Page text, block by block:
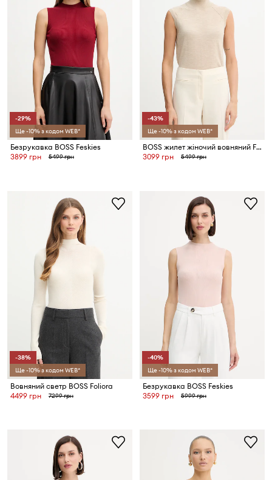
-29%
Ще -10% з кодом WEB*
Безрукавка BOSS Feskies
3899 грн
5499 грн
-43%
Ще -10% з кодом WEB*
BOSS жилет жіночий вовняний Fipini
3099 грн
5499 грн
-38%
Ще -10% з кодом WEB*
Вовняний светр BOSS Foliora
4499 грн
7299 грн
-40%
Ще -10% з кодом WEB*
Безрукавка BOSS Feskies
3599 грн
5999 грн